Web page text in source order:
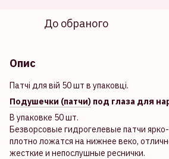
До обраного
Опис
Патчі для вій 50 шт в упаковці.
Подушечки (патчи) под глаза для
В упаковке 50 шт.
Безворсовые гидрогелевые патчи
плотно ложатся на нижнее веко,
жесткие и непослушные реснички.